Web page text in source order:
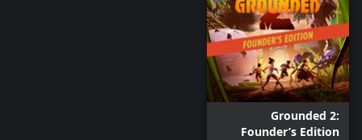
Grounded 2:
Founder’s Edition